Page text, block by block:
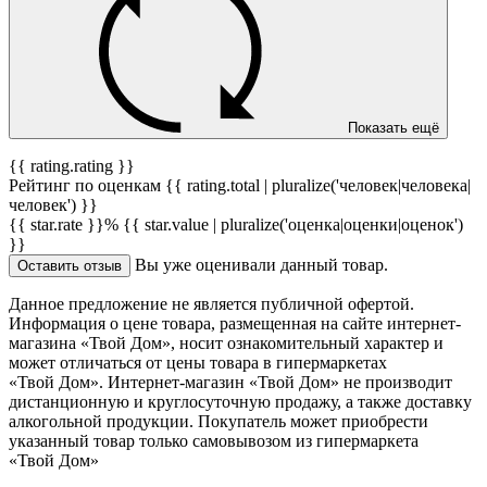
Показать ещё
{{ rating.rating }}
Рейтинг по оценкам {{ rating.total | pluralize('человек|человека|
человек') }}
{{ star.rate }}% {{ star.value | pluralize('оценка|оценки|оценок')
}}
Оставить отзыв Вы уже оценивали данный товар.
Данное предложение не является публичной офертой.
Информация о цене товара, размещенная на сайте интернет-
магазина «Твой Дом», носит ознакомительный характер и
может отличаться от цены товара в гипермаркетах
«Твой Дом». Интернет-магазин «Твой Дом» не производит
дистанционную и круглосуточную продажу, а также доставку
алкогольной продукции. Покупатель может приобрести
указанный товар только самовывозом из гипермаркета
«Твой Дом»